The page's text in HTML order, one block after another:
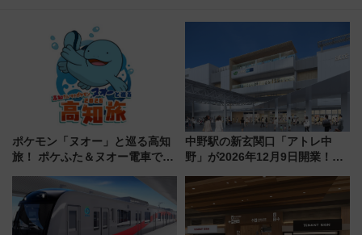
ポケモン「ヌオー」と巡る高知
旅！ ポケふた＆ヌオー電車で楽
路の絶景と絶品グルメを満喫！
（7月18日スタート）
中野駅の新玄関口「アトレ中
野」が2026年12月9日開業！新
注目スポット